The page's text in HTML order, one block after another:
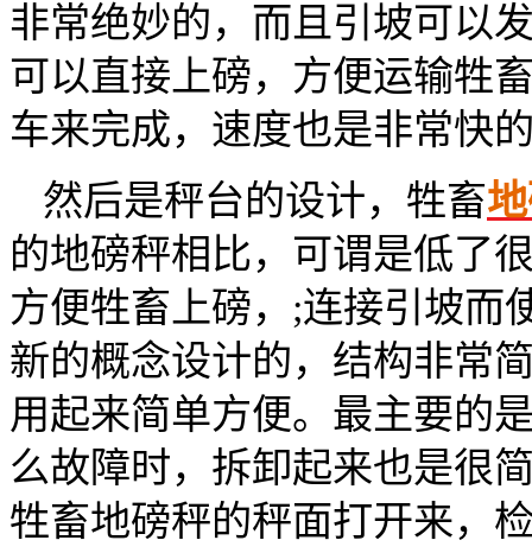
非常绝妙的，而且引坡可以
可以直接上磅，方便运输牲
车来完成，速度也是非常快
然后是秤台的设计，牲畜
的地磅秤相比，可谓是低了
方便牲畜上磅，;连接引坡而
新的概念设计的，结构非常
用起来简单方便。最主要的
么故障时，拆卸起来也是很
牲畜地磅秤的秤面打开来，